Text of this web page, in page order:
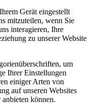
Gerät eingestellt
mitzuteilen, wenn Sie
interagieren, Ihre
zu unserer Website
um
Ihrer Einstellungen
einiger Arten von
auf unseren Websites
können.